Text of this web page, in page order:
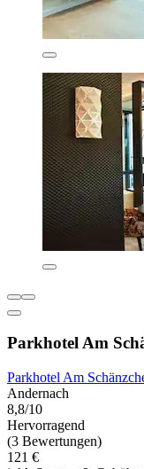
Parkhotel Am
Parkhotel Am
Andernach
8,8/10
Hervorragend
(3 Bewertungen)
121 €